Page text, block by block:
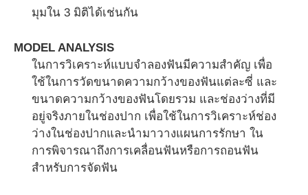
มุมใน 3 มิติได้เช่นกัน
MODEL ANALYSIS
ในการวิเคราะห์แบบจำลองฟันมีความสำคัญ เพื่อ
ใช้ในการวัดขนาดความกว้างของฟันแต่ละซี่ และ
ขนาดความกว้างของฟันโดยรวม และช่องว่างที่มี
อยู่จริงภายในช่องปาก เพื่อใช้ในการวิเคราะห์ช่อง
ว่างในช่องปากและนำมาวางแผนการรักษา ใน
การพิจารณาถึงการเคลื่อนฟันหรือการถอนฟัน
สำหรับการจัดฟัน